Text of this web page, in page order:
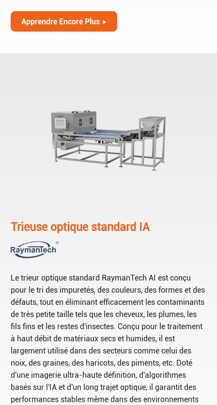
Apprendre Encore Plus
Trieuse optique standard IA
Le trieur optique standard RaymanTech AI est conçu
pour le tri des impuretés, des couleurs, des formes et des
défauts, tout en éliminant efficacement les contaminants
de très petite taille tels que les cheveux, les plumes, les
fils fins et les restes d'insectes. Conçu pour le traitement
à haut débit de matériaux secs et humides, il est
largement utilisé dans des secteurs comme celui des
noix, des graines, des haricots, des piments, etc. Doté
d'une imagerie ultra-haute définition, d'algorithmes
basés sur l'IA et d'un long trajet optique, il garantit des
performances stables même dans des environnements